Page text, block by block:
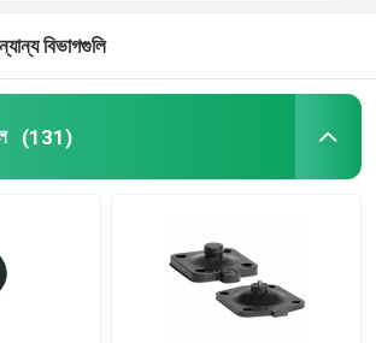
পায়ের পাতার মোজাবিশেষ
বিভাগগুলি
(131)